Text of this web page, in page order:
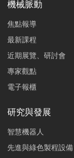
AUTOSAR生
車用高功率密
機械脈動
焦點報導
最新課程
近期展覽、研討會
專家觀點
電子報櫃
研究與發展
智慧機器人
先進與綠色製程設備